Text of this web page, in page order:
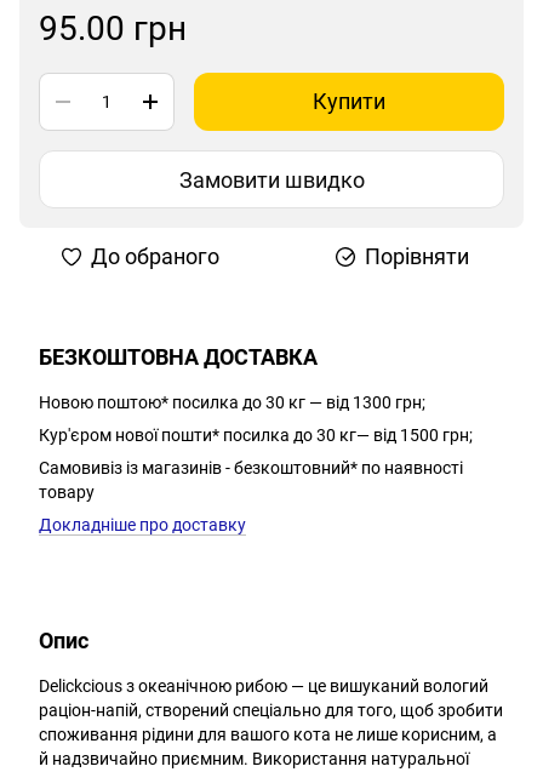
95.00 грн
Купити
Замовити швидко
До обраного Порівняти
БЕЗКОШТОВНА ДОСТАВКА
Новою поштою* посилка до 30 кг — від 1300 грн;
Кур'єром нової пошти* посилка до 30 кг— від 1500 грн;
Самовивіз із магазинів - безкоштовний* по наявності
товару
Докладніше про доставку
Опис
Delickcious з океанічною рибою — це вишуканий вологий
раціон-напій, створений спеціально для того, щоб зробити
споживання рідини для вашого кота не лише корисним, а
й надзвичайно приємним. Використання натуральної